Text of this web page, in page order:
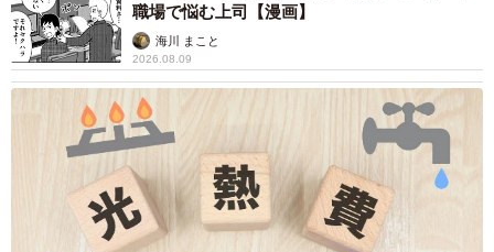
職場で悩む上司【漫画】
海川 まこと
2026.08.09